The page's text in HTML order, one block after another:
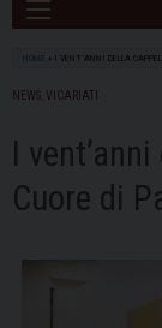
HOME I VENT’ANNI DELLA
NEWS VICARIATI
I
Cuore di